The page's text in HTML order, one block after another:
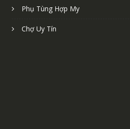
Phụ Tùng Hợp My
Chợ Uy Tín